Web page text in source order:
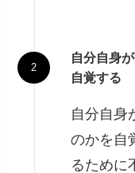
自分自身
自覚する
自分自身
のかを自
るために